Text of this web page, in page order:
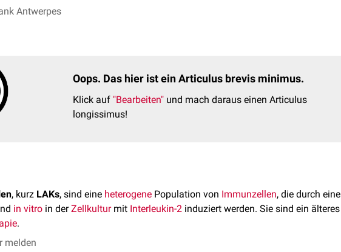
Antwerpes
Oops. Das hier ist ein Articulus brevis minimus.
Klick auf "Bearbeiten" und mach daraus einen Articulus
longissimus!
, kurz LAKs, sind eine heterogene Population von Immunzellen, die durch eine
in vitro in derZellkulturmit Interleukin-2 induziert werden. Sie sind ein älteres
.
melden